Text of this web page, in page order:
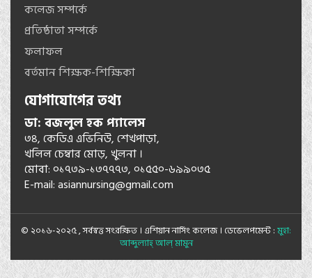
কলেজ সম্পর্কে
প্রতিষ্ঠাতা সম্পর্কে
ফলাফল
বর্তমান শিক্ষক-শিক্ষিকা
যোগাযোগের তথ্য
ডা: বজলুল হক প্যালেস
৩৪, কেডিএ এভিনিউ, শেখপাড়া,
খলিল চেম্বার মোড়, খুলনা ।
মোবা: ০১৭৩৯-১৩৭৭৭৩, ০১৫৫০-৬৯৯০৩৫
E-mail:asiannursing@gmail.com
© ২০১৬-২০২৫ , সর্বস্বত্ত সংরক্ষিত । এশিয়ান নার্সিং কলেজ । ডেভেলপমেন্ট :মুহা:
আব্দুল্যাহ্ আল্ মামুন